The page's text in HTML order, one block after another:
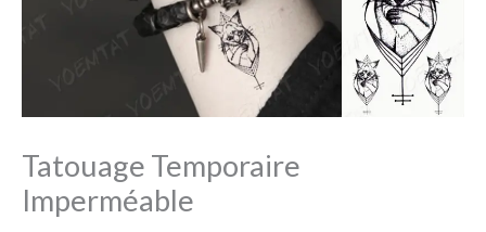
Tatouage Temporaire
Imperméable